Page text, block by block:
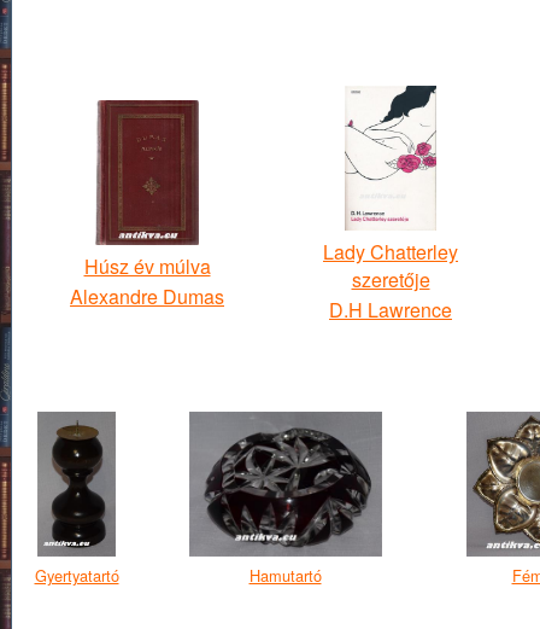
Húsz év múlva
Alexandre Dumas
Lady Chatterley
szeretője
D.H Lawrence
Gyertyatartó Hamutartó